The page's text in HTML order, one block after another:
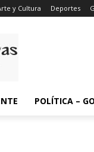
y Cultura Deportes
POLÍTICA –